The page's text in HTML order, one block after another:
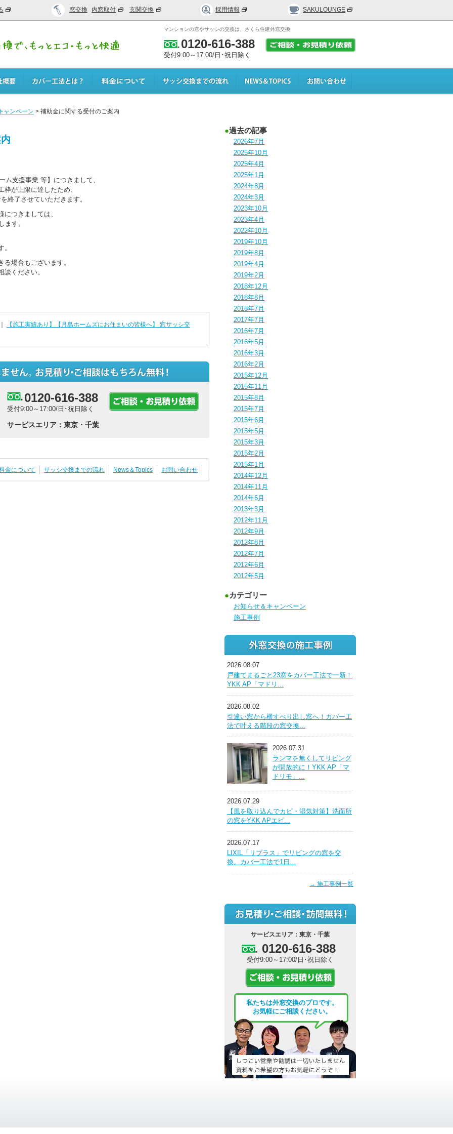
窓交換 内窓取付 玄関交換 採用情報 SAKULOUNGE
マンションの窓やサッシの交換は、さくら住建外窓交換
0120-616-388
受付9:00～17:00/日･祝日除く
ャンペーン > 補助金に関する受付のご案内
ム支援事業 等】につきまして、
が上限に達したため、
終了させていただきます。
つきましては、
ます。
場合もございます。
ください。
【施工実績あり】【月島ホームズにお住まいの皆様へ】 窓サッシ交
0120-616-388
受付9:00～17:00/日･祝日除く
サービスエリア：東京・千葉
金について サッシ交換までの流れ News＆Topics お問い合わせ
●過去の記事
2026年7月
2025年10月
2025年4月
2025年1月
2024年8月
2024年3月
2023年10月
2023年4月
2022年10月
2019年10月
2019年8月
2019年4月
2019年2月
2018年12月
2018年8月
2018年7月
2017年7月
2016年7月
2016年5月
2016年3月
2016年2月
2015年12月
2015年11月
2015年8月
2015年7月
2015年6月
2015年5月
2015年3月
2015年2月
2015年1月
2014年12月
2014年11月
2014年6月
2013年3月
2012年11月
2012年9月
2012年8月
2012年7月
2012年6月
2012年5月
●カテゴリー
お知らせ＆キャンペーン
施工事例
2026.08.07
戸建てまるごと23窓をカバー工法で一新！
YKK AP「マドリ...
2026.08.02
引違い窓から横すべり出し窓へ！カバー工
法で叶える階段の窓交換...
2026.07.31
ランマを無くしてリビング
が開放的に！YKK AP「マ
ドリモ」...
2026.07.29
【風を取り込んでカビ・湿気対策】洗面所
の窓をYKK APエピ...
2026.07.17
LIXIL「リプラス」でリビングの窓を交
換。カバー工法で1日...
→ 施工事例一覧
サービスエリア：東京・千葉
0120-616-388
受付9:00～17:00/日･祝日除く
私たちは外窓交換のプロです。
お気軽にご相談ください。